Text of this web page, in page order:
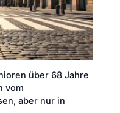
über 68 Jahre
vom
aber nur in